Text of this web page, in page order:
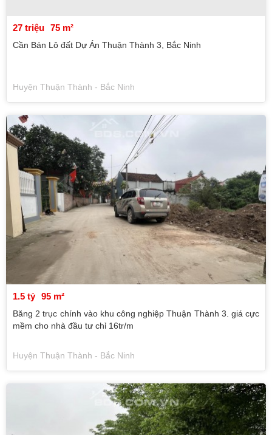
27 triệu 75 m²
Cần Bán Lô đất Dự Án Thuận Thành 3, Bắc Ninh
Huyện Thuận Thành - Bắc Ninh
1.5 tỷ 95 m²
Băng 2 trục chính vào khu công nghiệp Thuận Thành 3. giá cực
mềm cho nhà đầu tư chỉ 16tr/m
Huyện Thuận Thành - Bắc Ninh